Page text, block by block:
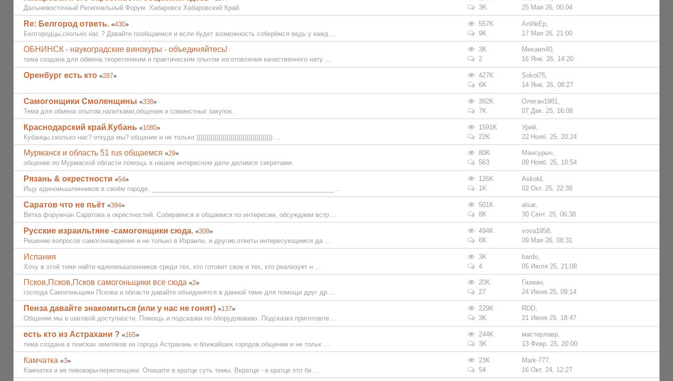
Дальневосточный Региональный Форум. Хабаровск Хабаровский Край.
3K
25 Мая 26, 00:04
Re: Белгород ответь. «430»
Белгородцы,сколько нас ? Давайте пообщаемся и если будет возможность соберёмся ведь у кажд ...
557K
9K
АлИвЕр
17 Мая 26, 21:00
ОБНИНСК - наукоградские винокуры - объединяйтесь!
тема создана для обмена теоретичеким и практическим опытом изготовления качественного нату ...
3K
2
Михаил40,
16 Янв. 26, 14:20
Оренбург есть кто «287»
427K
6K
Sokol75,
14 Янв. 26, 08:27
Самогонщики Смоленщины «338»
Тема для обмена опытом,напитками,общения и совместных закупок.
382K
7K
Олеган1981
07 Дек. 25, 16:08
Краснодарский край.Кубань «1080»
Кубанцы,сколько нас? откуда мы? общение и не только )))))))))))))))))))))))))))))))))))))) ...
1591K
22K
Урий
22 Нояб. 25, 20:24
Мурманск и область 51 rus общаемся «29»
общение по Мурмаской области помощь в нашем интересном деле делимся секретами.
80K
563
Мансурыч,
09 Нояб. 25, 18:54
Рязань & окрестности «54»
Ищу единомышленников в своём городе. ____________________________________________________ ...
126K
1K
Askold,
02 Окт. 25, 22:38
Саратов что не пьёт «394»
Ветка форумчан Саратова и окрестностей. Собираемся и общаемся по интересам, обсуждаем встр ...
501K
8K
alsar,
30 Сент. 25, 06:38
Русские израильтяне -самогонщики сюда. «309»
Решение вопросов самогоноварения и не только в Израиле, и другие,ответы интересующимся да ...
494K
6K
vova1958
09 Мая 26, 08:31
Испания
Хочу в этой теме найти единомышленников среди тех, кто готовит свое и тех, кто реализует н ...
3K
4
bardo
05 Июля 25, 21:08
Псков,Псков,Псков самогоньщики все сюда «2»
господа Самогоньщики Пскова и области давайте объединятся в данной теме для помощи друг др ...
20K
27
Газман,
24 Июня 25, 09:14
Пенза давайте знакомиться (или у нас не гонят) «137»
Общение мы в шаговой доступности. Помощь и подсказки по оборудованию. Подсказка приготовле ...
229K
3K
RDD,
21 Июня 25, 18:47
есть кто из Астрахани ? «165»
тема создана в поисках земляков из города Астрахань и ближайших городов,общение и не тольк ...
244K
3K
мастерлавр
13 Февр. 25, 20:00
Камчатка «3»
Камчатка и ее пивовары-перегонщики. Опишите в кратце суть темы. Вкратце - в кратце это бе ...
23K
54
Mark-777
16 Окт. 24, 12:27